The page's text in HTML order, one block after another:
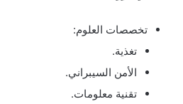
تخصصات العلوم:
تغذية.
الأمن السيبراني.
تقنية معلومات.